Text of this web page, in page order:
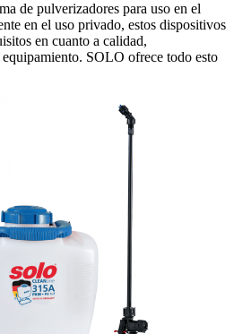
de pulverizadores para uso en el
en el uso privado, estos dispositivos
en cuanto a calidad,
SOLO ofrece todo esto